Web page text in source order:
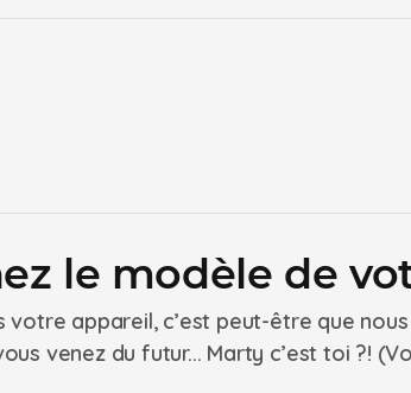
le modèle de
votre appareil, c’est peut-être que
venez du futur... Marty c’est toi ?!